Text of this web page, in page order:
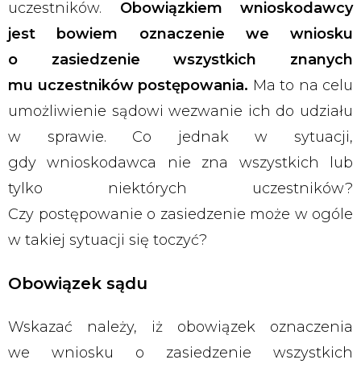
uczestników. Obowiązkiem wnioskodawcy
jest bowiem oznaczenie we wniosku
o zasiedzenie wszystkich znanych
mu uczestników postępowania. Ma to na celu
umożliwienie sądowi wezwanie ich do udziału
w sprawie. Co jednak w sytuacji,
gdy wnioskodawca nie zna wszystkich lub
tylko niektórych uczestników?
Czy postępowanie o zasiedzenie może w ogóle
w takiej sytuacji się toczyć?
Obowiązek sądu
Wskazać należy, iż obowiązek oznaczenia
we wniosku o zasiedzenie wszystkich